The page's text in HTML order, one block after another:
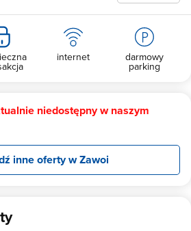
internet darmowy
parking
niedostępny w naszym
inne oferty w Zawoi